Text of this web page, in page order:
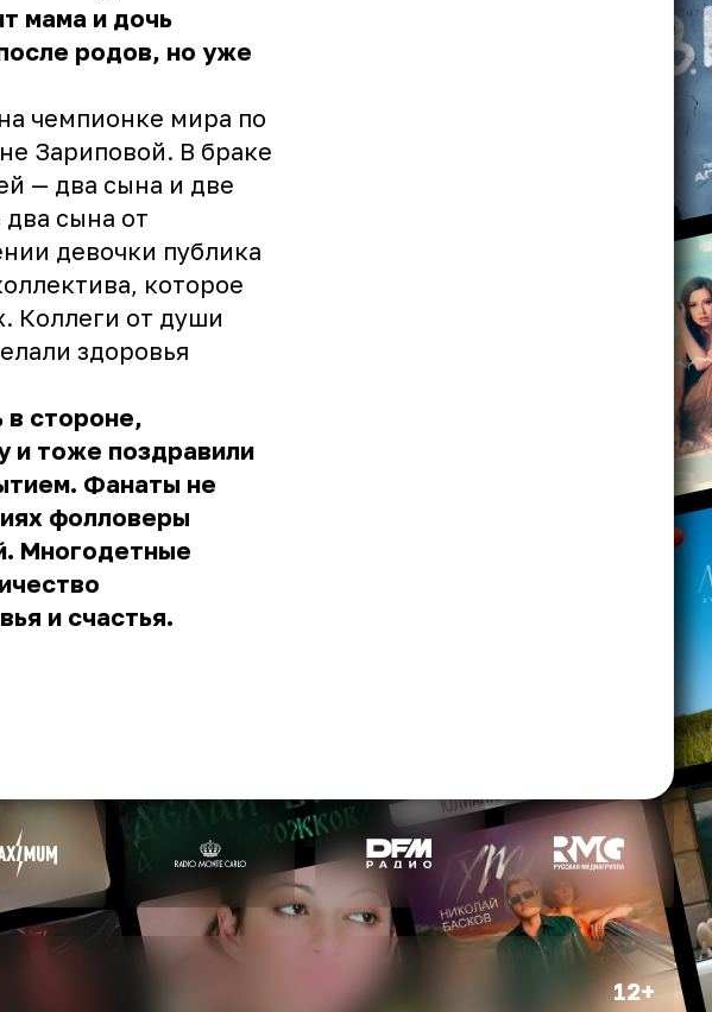
мама и дочь
родов, но уже
чемпионке мира по
Зариповой. В браке
— два сына и две
сына от
девочки публика
которое
Коллеги от души
здоровья
в стороне,
и тоже поздравили
Фанаты не
фолловеры
Многодетные
и счастья.
12+